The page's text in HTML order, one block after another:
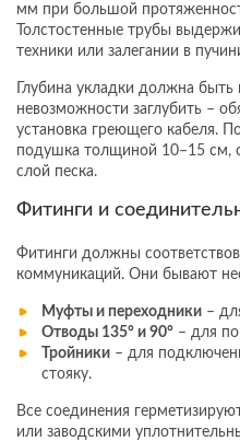
мм при большой
Толстостенные трубы
техники или залегании в
Глубина укладки должна
невозможности заглубить –
установка греющего кабеля.
подушка толщиной 10–15 см,
слой песка.
Фитинги и
Фитинги должны
коммуникаций. Они бывают
Муфты и переходники –
Отводы 135° и 90° – для
Тройники – для
стояку.
Все соединения
или заводскими